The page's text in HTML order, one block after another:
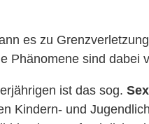
es zu
Phänomene sind dabei
ist das sog.
Kindern- und